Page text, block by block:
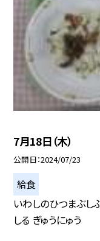
7月18日（木）
公開日 2024/07/23
給食
いわしのひつまぶし
しる ぎゅうにゅう